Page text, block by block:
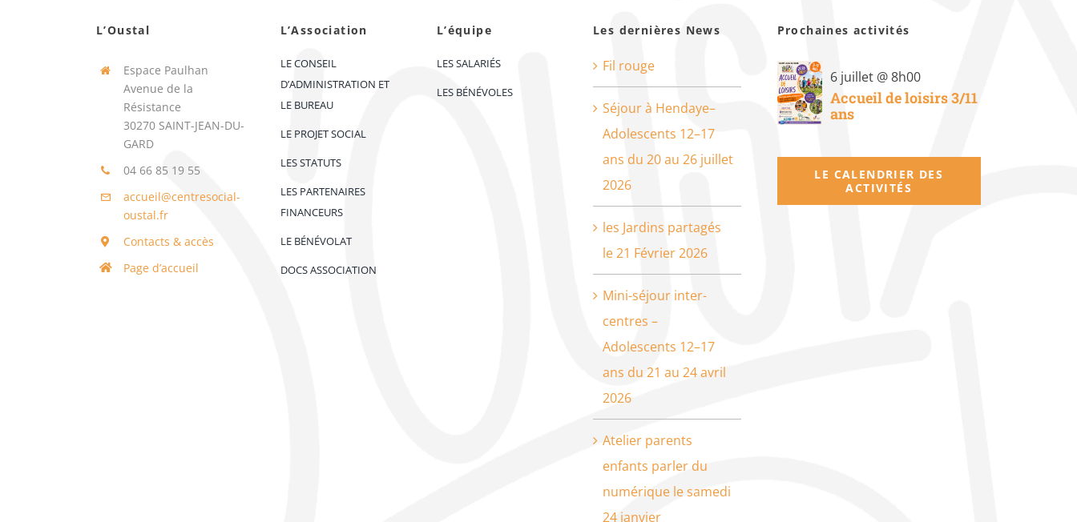
L’Oustal
Espace Paulhan
Avenue de la
Résistance
30270 SAINT-JEAN-DU-
GARD
04 66 85 19 55
accueil@centresocial-
oustal.fr
Contacts & accès
Page d’accueil
L’Association
LE CONSEIL
D’ADMINISTRATION ET
LE BUREAU
LE PROJET SOCIAL
LES STATUTS
LES PARTENAIRES
FINANCEURS
LE BÉNÉVOLAT
DOCS ASSOCIATION
L’équipe
LES SALARIÉS
LES BÉNÉVOLES
Les dernières News
Fil rouge
Séjour à Hendaye–
Adolescents 12–17
ans du 20 au 26 juillet
2026
les Jardins partagés
le 21 Février 2026
Mini-séjour inter-
centres –
Adolescents 12–17
ans du 21 au 24 avril
2026
Atelier parents
enfants parler du
numérique le samedi
24 janvier
Prochaines activités
6 juillet @ 8h00
Accueil de loisirs 3/11
ans
LE CALENDRIER DES
ACTIVITÉS